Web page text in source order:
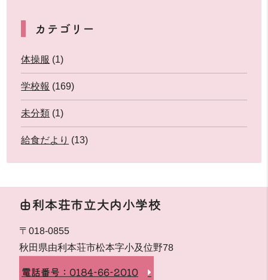
カテゴリー
体操服 (1)
学校報 (169)
未分類 (1)
給食だより (13)
由利本荘市立大内小学校
〒018-0855
秋田県由利本荘市松本字小及位野78
電話番号：0184-66-2010